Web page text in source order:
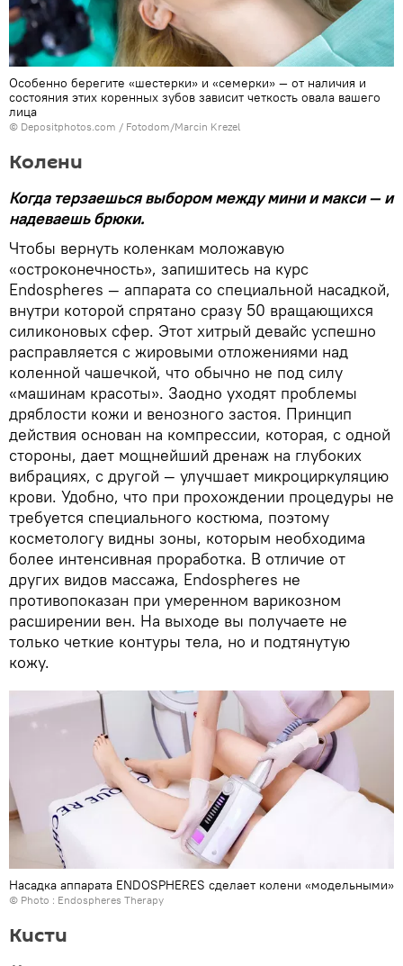
Особенно берегите «шестерки» и «семерки» — от наличия и
состояния этих коренных зубов зависит четкость овала вашего
лица
© Depositphotos.com / Fotodom/Marcin Krezel
Колени
Когда терзаешься выбором между мини и макси — и
надеваешь брюки.
Чтобы вернуть коленкам моложавую
«остроконечность», запишитесь на курс
Endospheres — аппарата со специальной насадкой,
внутри которой спрятано сразу 50 вращающихся
силиконовых сфер. Этот хитрый девайс успешно
расправляется с жировыми отложениями над
коленной чашечкой, что обычно не под силу
«машинам красоты». Заодно уходят проблемы
дряблости кожи и венозного застоя. Принцип
действия основан на компрессии, которая, с одной
стороны, дает мощнейший дренаж на глубоких
вибрациях, с другой — улучшает микроциркуляцию
крови. Удобно, что при прохождении процедуры не
требуется специального костюма, поэтому
косметологу видны зоны, которым необходима
более интенсивная проработка. В отличие от
других видов массажа, Endospheres не
противопоказан при умеренном варикозном
расширении вен. На выходе вы получаете не
только четкие контуры тела, но и подтянутую
кожу.
Насадка аппарата ENDOSPHERES сделает колени «модельными»
© Photo : Endospheres Therapy
Кисти